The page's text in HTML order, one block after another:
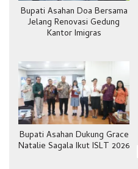
Bupati Asahan Doa Bersama
Jelang Renovasi Gedung
Kantor Imigras
Bupati Asahan Dukung Grace
Natalie Sagala Ikut ISLT 2026